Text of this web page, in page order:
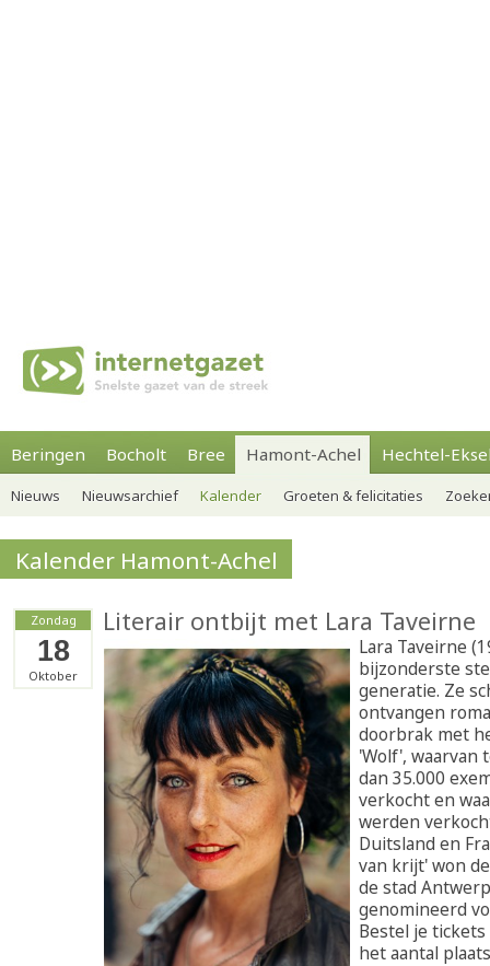
Beringen Bocholt Bree Hamont-Achel Hechtel-
Nieuws Nieuwsarchief Kalender Groeten & felicitaties
Kalender Hamont-Achel
Zondag
18
Oktober
Literair ontbijt met Lara Taveirne
Lara Taveirne
bijzonderste
generatie. Ze
ontvangen
doorbrak met
'Wolf', waarvan
dan 35.000
verkocht en
werden
Duitsland en
van krijt' won
de stad
genomineerd
Bestel je
het aantal